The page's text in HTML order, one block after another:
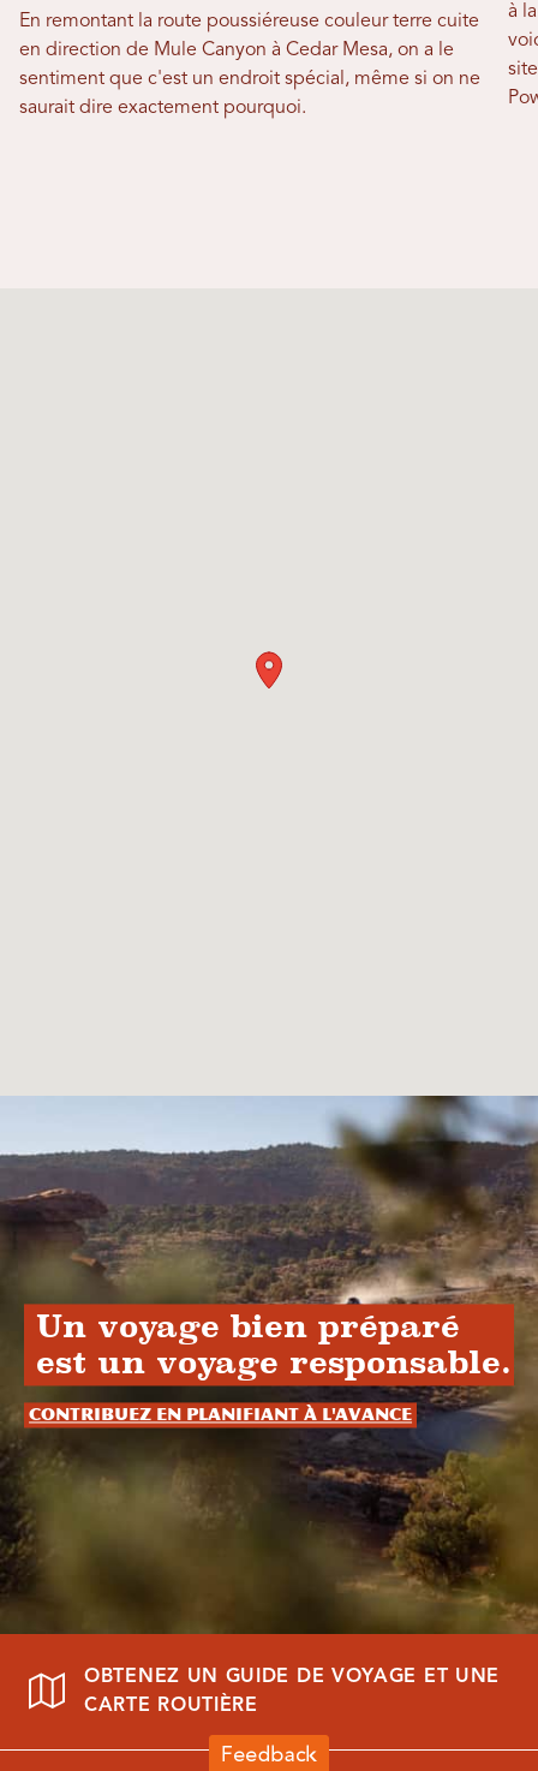
En remontant la route poussiéreuse couleur terre cuite
en direction de Mule Canyon à Cedar Mesa, on a le
sentiment que c'est un endroit spécial, même si on ne
saurait dire exactement pourquoi.
à
Un voyage bien préparé
est un voyage responsable.
Contribuez en planifiant à l'avance
OBTENEZ UN GUIDE DE VOYAGE ET UNE
CARTE ROUTIÈRE